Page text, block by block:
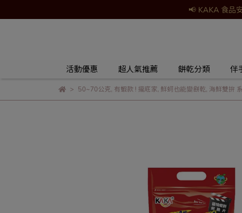
📢 KAKA 食品
活動優惠 超人氣推薦 餅乾分類 伴
50~70公克, 有蝦款 ! 攏底家, 鮮蚵也能變餅乾, 海鮮雙拚